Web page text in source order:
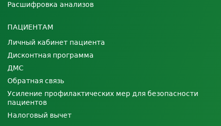
Расшифровка анализов
ПАЦИЕНТАМ
Личный кабинет пациента
Дисконтная программа
ДМС
Обратная связь
Усиление профилактических мер для безопасности
пациентов
Налоговый вычет